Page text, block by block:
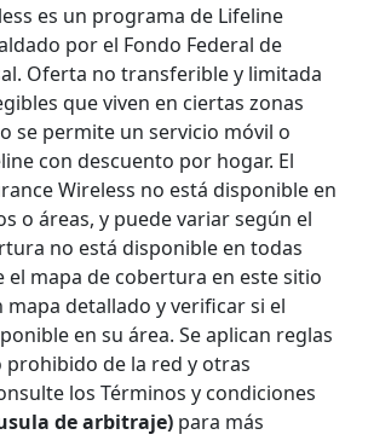
es un programa de Lifeline
por el Fondo Federal de
Oferta no transferible y limitada
que viven en ciertas zonas
se permite un servicio móvil o
con descuento por hogar. El
Wireless no está disponible en
o áreas, y puede variar según el
no está disponible en todas
el mapa de cobertura en este sitio
detallado y verificar si el
en su área. Se aplican reglas
prohibido de la red y otras
los Términos y condiciones
de arbitraje) para más